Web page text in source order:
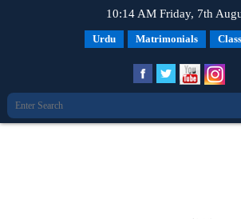
10:14 AM Friday, 7th
Urdu Matrimonials